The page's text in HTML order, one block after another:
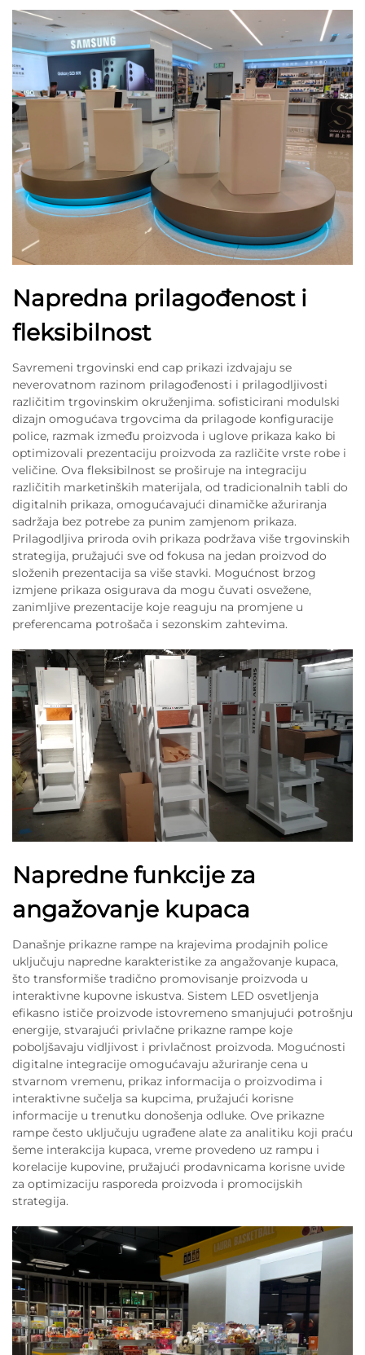
Napredna prilagođenost i
fleksibilnost
Savremeni trgovinski end cap prikazi izdvajaju se
neverovatnom razinom prilagođenosti i prilagodljivosti
različitim trgovinskim okruženjima. sofisticirani modulski
dizajn omogućava trgovcima da prilagode konfiguracije
police, razmak između proizvoda i uglove prikaza kako bi
optimizovali prezentaciju proizvoda za različite vrste robe i
veličine. Ova fleksibilnost se proširuje na integraciju
različitih marketinških materijala, od tradicionalnih tabli do
digitalnih prikaza, omogućavajući dinamičke ažuriranja
sadržaja bez potrebe za punim zamjenom prikaza.
Prilagodljiva priroda ovih prikaza podržava više trgovinskih
strategija, pružajući sve od fokusa na jedan proizvod do
složenih prezentacija sa više stavki. Mogućnost brzog
izmjene prikaza osigurava da mogu čuvati osvežene,
zanimljive prezentacije koje reaguju na promjene u
preferencama potrošača i sezonskim zahtevima.
Napredne funkcije za
angažovanje kupaca
Današnje prikazne rampe na krajevima prodajnih police
uključuju napredne karakteristike za angažovanje kupaca,
što transformiše tradično promovisanje proizvoda u
interaktivne kupovne iskustva. Sistem LED osvetljenja
efikasno ističe proizvode istovremeno smanjujući potrošnju
energije, stvarajući privlačne prikazne rampe koje
poboljšavaju vidljivost i privlačnost proizvoda. Mogućnosti
digitalne integracije omogućavaju ažuriranje cena u
stvarnom vremenu, prikaz informacija o proizvodima i
interaktivne sučelja sa kupcima, pružajući korisne
informacije u trenutku donošenja odluke. Ove prikazne
rampe često uključuju ugrađene alate za analitiku koji praću
šeme interakcija kupaca, vreme provedeno uz rampu i
korelacije kupovine, pružajući prodavnicama korisne uvide
za optimizaciju rasporeda proizvoda i promocijskih
strategija.